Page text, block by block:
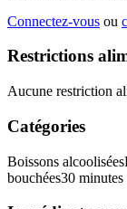
Connectez-vous ou
Restrictions
Aucune restriction
Catégories
Boissons alcoolisées
bouchées30